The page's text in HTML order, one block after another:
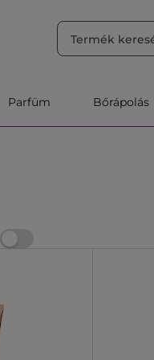
Parfüm Bőrápolás